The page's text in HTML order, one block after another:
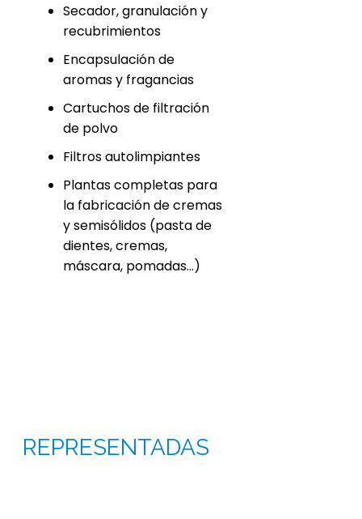
Secador, granulación y
recubrimientos
Encapsulación de
aromas y fragancias
Cartuchos de filtración
de polvo
Filtros autolimpiantes
Plantas completas para
la fabricación de cremas
y semisólidos (pasta de
dientes, cremas,
máscara, pomadas…)
REPRESENTADAS